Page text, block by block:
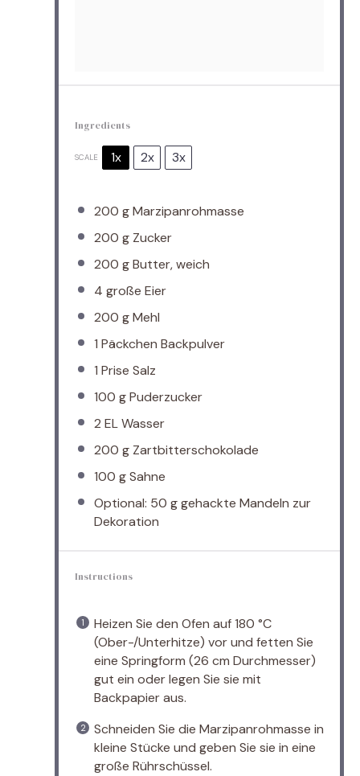
Ingredients
SCALE 1x 2x 3x
200 gMarzipanrohmasse
200 g Zucker
200 gButter, weich
4 große Eier
200 gMehl
1 Päckchen Backpulver
1 Prise Salz
100 gPuderzucker
2 EL Wasser
200 g Zartbitterschokolade
100 gSahne
Optional: 50 g gehackte Mandeln zur
Dekoration
Instructions
Heizen Sie den Ofen auf 180 °C
(Ober-/Unterhitze) vor und fetten Sie
eine Springform (26 cm Durchmesser)
gut ein oder legen Sie sie mit
Backpapier aus.
Schneiden Sie die Marzipanrohmasse in
kleine Stücke und geben Sie sie in eine
große Rührschüssel.